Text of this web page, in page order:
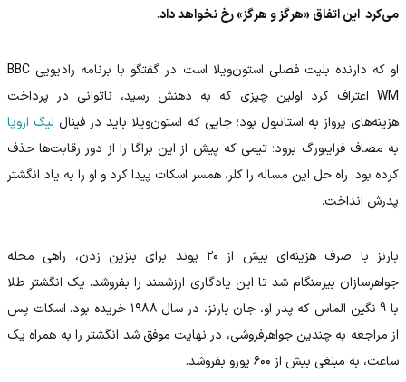
می‌کرد این اتفاق «هرگز و هرگز» رخ نخواهد داد.
او که دارنده بلیت فصلی استون‌ویلا است در گفتگو با برنامه رادیویی BBC
WM اعتراف کرد اولین چیزی که به ذهنش رسید، ناتوانی در پرداخت
هزینه‌های پرواز به استانبول بود؛ جایی که استون‌ویلا باید در فینال لیگ اروپا
به مصاف فرایبورگ برود؛ تیمی که پیش از این براگا را از دور رقابت‌ها حذف
کرده بود. راه حل این مساله را کلر، همسر اسکات پیدا کرد و او را به یاد انگشتر
پدرش انداخت.
بارنز با صرف هزینه‌ای بیش از ۲۰ پوند برای بنزین زدن، راهی محله
جواهرسازان بیرمنگام شد تا این یادگاری ارزشمند را بفروشد. یک انگشتر طلا
با 9 نگین الماس که پدر او، جان بارنز، در سال ۱۹۸۸ خریده بود. اسکات پس
از مراجعه به چندین جواهرفروشی، در نهایت موفق شد انگشتر را به همراه یک
ساعت، به مبلغی بیش از ۶۰۰ یورو بفروشد.